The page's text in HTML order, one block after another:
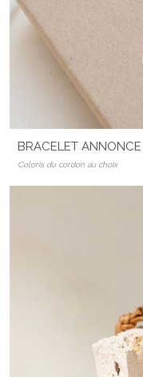
BRACELET ANNONCE
Coloris du cordon au choix